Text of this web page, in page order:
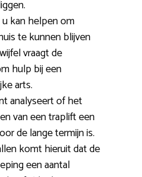
kan helpen om
te kunnen blijven
vraagt de
hulp bij een
arts.
analyseert of het
van een traplift een
de lange termijn is.
komt hieruit dat de
een aantal